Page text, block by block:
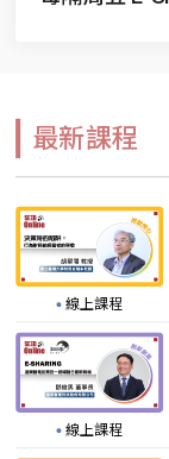
最新課程
線上課程
線上課程